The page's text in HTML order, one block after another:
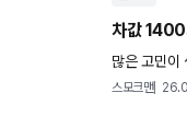
차값
많은 고민이
이고 나머지
스모크맨